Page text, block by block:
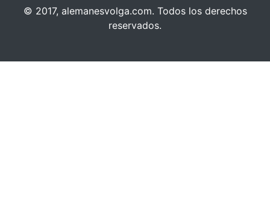
© 2017, alemanesvolga.com. Todos los derechos
reservados.